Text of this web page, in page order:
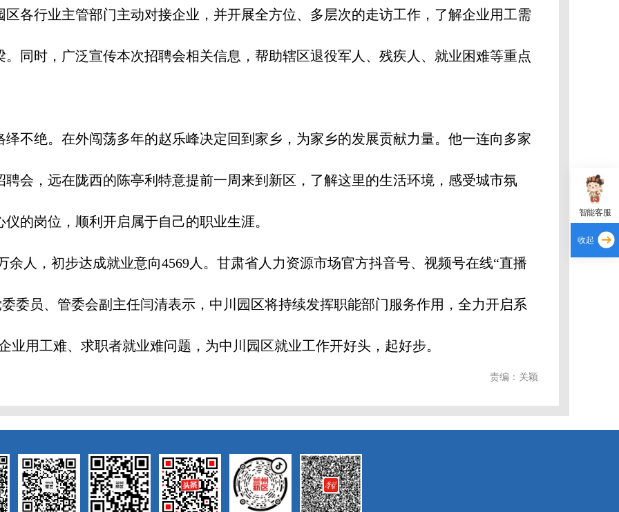
行业主管部门主动对接企业，并开展全方位、多层次的走访工作，了解企业用工需
同时，广泛宣传本次招聘会相关信息，帮助辖区退役军人、残疾人、就业困难等重点
绝。在外闯荡多年的赵乐峰决定回到家乡，为家乡的发展贡献力量。他一连向多家
会，远在陇西的陈亭利特意提前一周来到新区，了解这里的生活环境，感受城市氛
的岗位，顺利开启属于自己的职业生涯。
，初步达成就业意向4569人。甘肃省人力资源市场官方抖音号、视频号在线“直播
委员、管委会副主任闫清表示，中川园区将持续发挥职能部门服务作用，全力开启系
业用工难、求职者就业难问题，为中川园区就业工作开好头，起好步。
责编：关颖
智能客服
收起